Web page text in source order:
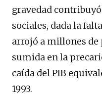
gravedad
sociales, dada la
arrojó a millones de
sumida en la
caída del PIB
1993.